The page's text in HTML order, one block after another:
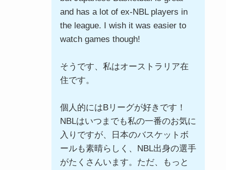
and has a lot of ex-NBL players in
the league. I wish it was easier to
watch games though!
そうです、私はオーストラリア在
住です。
個人的にはBリーグが好きです！
NBLはいつまでも私の一番のお気に
入りですが、日本のバスケットボ
ールも素晴らしく、NBL出身の選手
がたくさんいます。ただ、もっと